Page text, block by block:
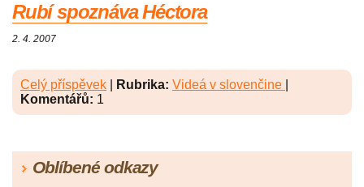
Rubí spoznáva Héctora
2. 4. 2007
Celý příspěvek Rubrika: Videá v slovenčine
Komentářů: 1
Oblíbené odkazy